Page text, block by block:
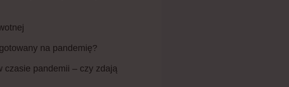
na pandemię?
czasie pandemii – czy zdają